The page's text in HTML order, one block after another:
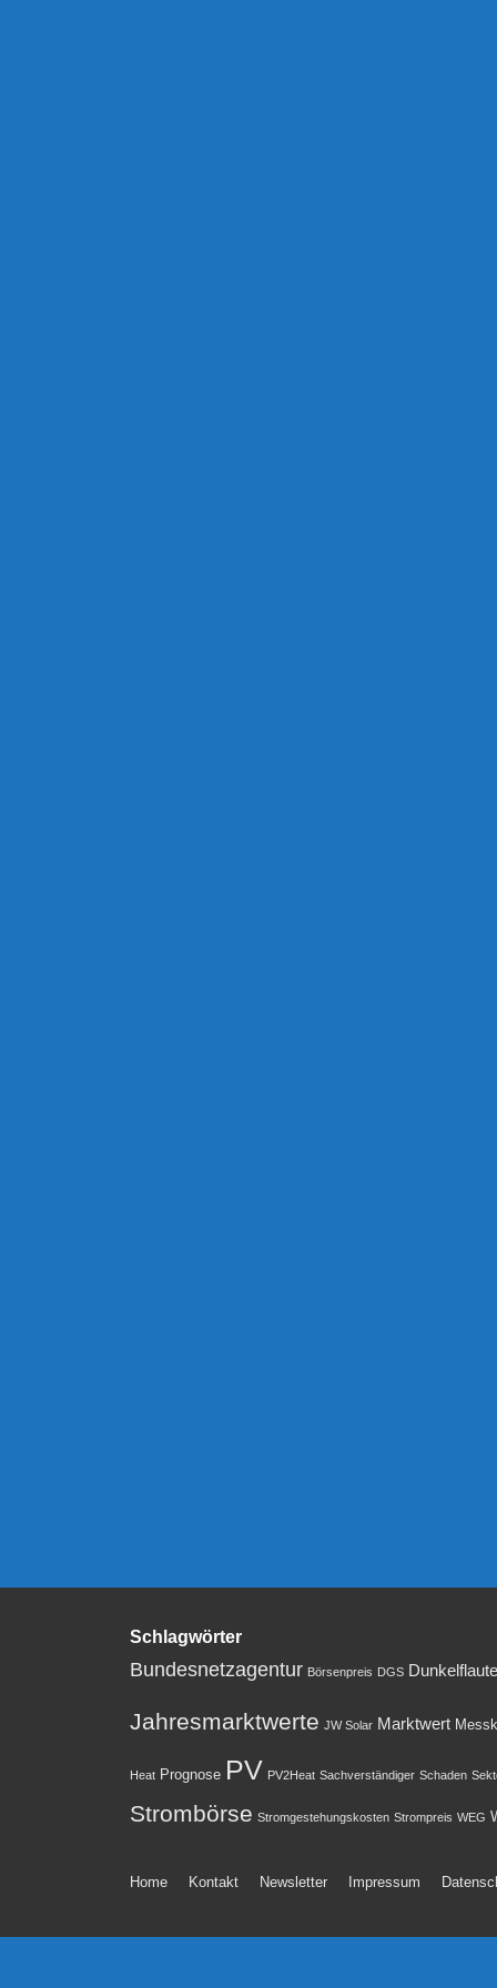
Schlagwörter
Bundesnetzagentur Börsenpreis DGS
Jahresmarktwerte JW Solar Marktwert
Heat Prognose PV PV2Heat Sachverständiger Schaden
Strombörse Stromgestehungskosten Strompreis WEG
Footer-
Home Kontakt Newsletter Impressum